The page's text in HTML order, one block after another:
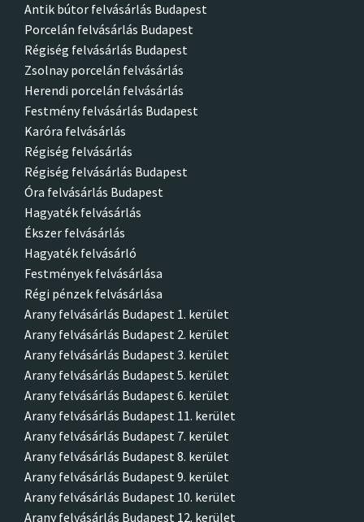
Antik bútor felvásárlás Budapest
Porcelán felvásárlás Budapest
Régiség felvásárlás Budapest
Zsolnay porcelán felvásárlás
Herendi porcelán felvásárlás
Festmény felvásárlás Budapest
Karóra felvásárlás
Régiség felvásárlás
Régiség felvásárlás Budapest
Óra felvásárlás Budapest
Hagyaték felvásárlás
Ékszer felvásárlás
Hagyaték felvásárló
Festmények felvásárlása
Régi pénzek felvásárlása
Arany felvásárlás Budapest 1. kerület
Arany felvásárlás Budapest 2. kerület
Arany felvásárlás Budapest 3. kerület
Arany felvásárlás Budapest 5. kerület
Arany felvásárlás Budapest 6. kerület
Arany felvásárlás Budapest 11. kerület
Arany felvásárlás Budapest 7. kerület
Arany felvásárlás Budapest 8. kerület
Arany felvásárlás Budapest 9. kerület
Arany felvásárlás Budapest 10. kerület
Arany felvásárlás Budapest 12. kerület